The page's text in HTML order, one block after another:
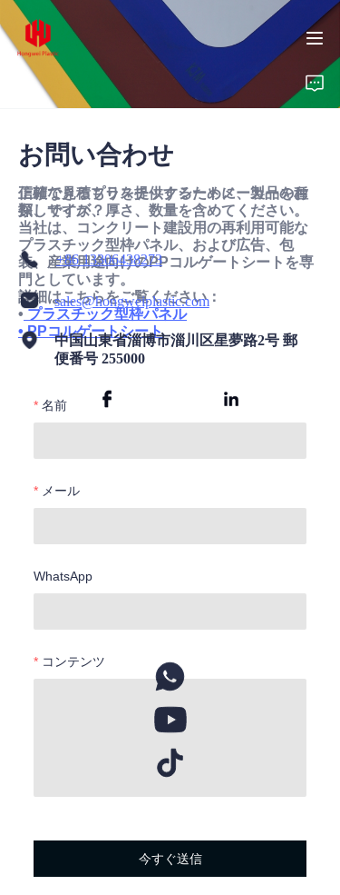
信頼できるプラスチックシートメーカーをお
探しですか？
当社は、コンクリート建設用の再利用可能な
プラスチック型枠パネル、および広告、包
装、産業用途向けのPPコルゲートシートを専
門としています。
詳細はこちらをご覧ください：
•プラスチック型枠パネル
• PPコルゲートシート
お問い合わせ
+86 13306438273
sales@hongweiplastic.com
中国山東省淄博市淄川区星夢路2号 郵
便番号 255000
名前
メール
WhatsApp
コンテンツ
今すぐ送信
正確な見積もりを提供するために、製品の種
類、サイズ、厚さ、数量を含めてください。
ホーム
製品
会社概要
インサイト
お問い合わせ